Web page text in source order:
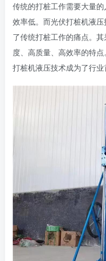
传统的打桩工作需要大量
效率低。而光伏打桩机液
了传统打桩工作的痛点。
度、高质量、高效率的特
打桩机液压技术成为了行业